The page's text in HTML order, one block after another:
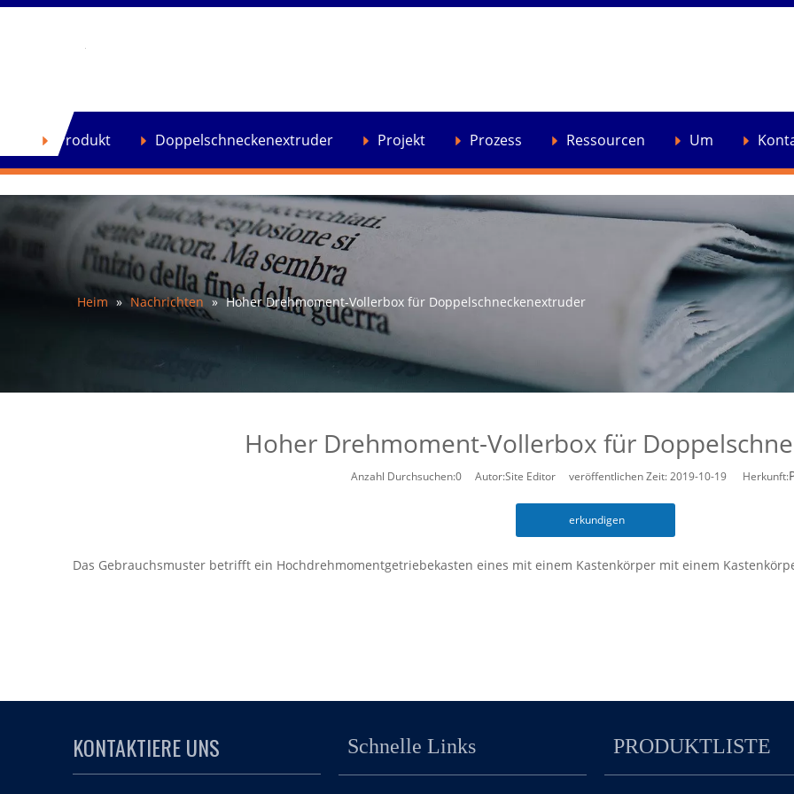
Produkt Doppelschneckenextruder Projekt Prozess Ressourcen Um
Heim » Nachrichten » Hoher Drehmoment-Vollerbox für Doppelschneckenextruder
Hoher Drehmoment-Vollerbox für
Anzahl Durchsuchen:0 Autor:Site Editor veröffentlichen Zeit: 2019-10-19 Herkunft:
erkundigen
Das Gebrauchsmuster betrifft ein Hochdrehmomentgetriebekasten eines mit einem Kastenkörper mit einem
KONTAKTIERE UNS Schnelle Links PRODUKTLISTE